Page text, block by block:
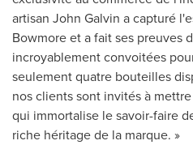
artisan John Galvin a capturé
Bowmore et a fait ses preuves
incroyablement convoitées
seulement quatre bouteilles
nos clients sont invités à
qui immortalise le savoir-faire
riche héritage de la marque. »